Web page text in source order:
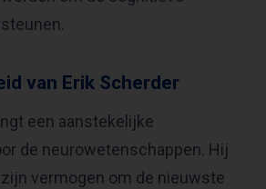
van Erik Scherder
een aanstekelijke
de neurowetenschappen. Hij
vermogen om de nieuwste